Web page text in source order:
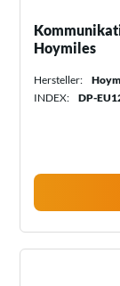
Hoymiles
Hersteller:
INDEX:
DP-